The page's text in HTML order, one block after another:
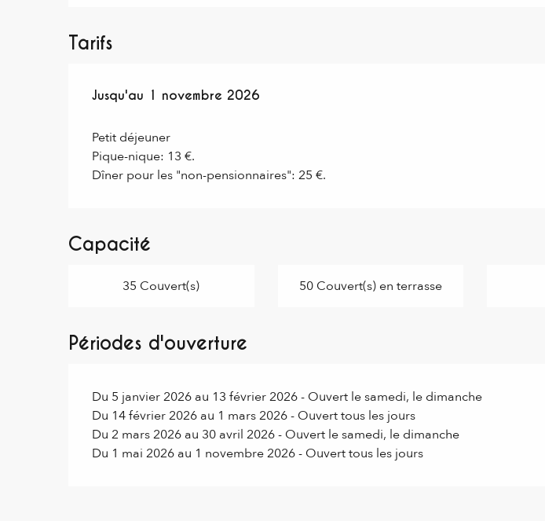
Tarifs
Du5 janvier 2026au 1 novembre 2026
Jusqu'au 1 novembre 2026
Petit déjeuner
Pique-nique: 13 €.
Dîner pour les "non-pensionnaires": 25 €.
Capacité
35 Couvert(s) 50 Couvert(s) en terrasse
Périodes d'ouverture
Du 5 janvier 2026 au 13 février 2026 - Ouvert le samedi, le dimanche
Du 14 février 2026 au 1 mars 2026 - Ouvert tous les jours
Du 2 mars 2026 au 30 avril 2026 - Ouvert le samedi, le dimanche
Du 1 mai 2026 au 1 novembre 2026 - Ouvert tous les jours